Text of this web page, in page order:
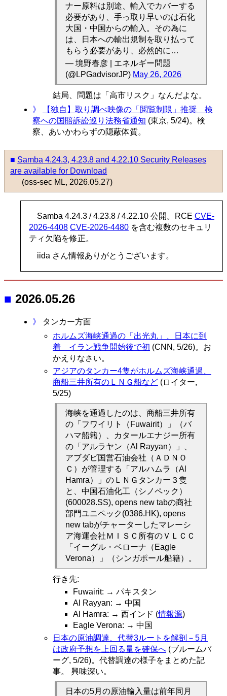
ナー原料は別途、輸入でカバーする
必要があり、手っ取り早いのは石化
大国・中国からの輸入。その為に
は、日本への輸出規制を取り払って
もらう必要があり、必然的に…
— 境野春彦 | エネルギー問題
(@LPGadvisorJP) May 26, 2026
結局、問題は「高市リスク」なんだよな。
》
【独自】取り調べ映像の「閲覧制限」推奨 検
察への国賠訴訟巡り法務省通知 (東京, 5/24)。検
察、あいかわらずの隠蔽体質。
■ Samba 4.24.3, 4.23.8 and 4.22.10 Security Releases
are available for Download
(oss-sec ML, 2026.05.27)
Samba 4.24.3 / 4.23.8 / 4.22.10 公開。RCE CVE-
2026-4408 CVE-2026-4480 を含む複数のセキュリ
ティ欠陥を修正。
iida さん情報ありがとうございます。
■ 2026.05.26
》
タンカー方面
ホルムズ海峡通過の「出光丸」、日本に到
着 イラン戦争開始後で初 (CNN, 5/26)。お
かえりなさい。
アジアのタンカー4隻がホルムズ海峡通過、
商船三井所有のＬＮＧ船など (ロイター,
5/25)
海峡を通過したのは、商船三井所有
の「フワイリト（Fuwairit）」（バ
ハマ船籍）、カタールエ​ナジー所有
の「アルラヤン（Al Rayyan）」、
アブダビ国​営石油会社（ＡＤＮＯ
Ｃ）が管理する「アルハムラ（Al
Hamra）」のＬＮＧタン⁠カー３隻
と、中国石油化工（シノペック）
(600028.SS), opens new tabの商社
部門ユ​ニペック(0386.HK), opens
new tabがチャーターしたマレーシ
ア海運会社ＭＩＳＣ所有のＶＬＣＣ
「​イーグル・ベローナ（Eagle
Verona）」（シンガポール船籍）。
行き先:
Fuwairit: → パキスタン
Al Rayyan: → 中国
Al Hamra: → 西インド (情報源)
Eagle Verona: → 中国
日本の原油調達、代替3ルートを解剖－5月
は政府予想を上回る量を確保へ (ブルームバ
ーグ, 5/26)。代替調達の様子をまとめた記
事。 興味深い。
日本の5月の原油輸入量は前年同月